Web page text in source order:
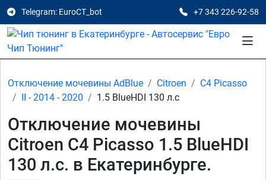
Telegram: EuroCT_bot +7 343 226-92-58
Отключение мочевины AdBlue Citroen
C4 Picasso
II - 2014 - 2020
1.5 BlueHDI 130 л.с
Отключение мочевины
Citroen C4 Picasso 1.5 BlueHDI
130 л.с. в Екатеринбурге.